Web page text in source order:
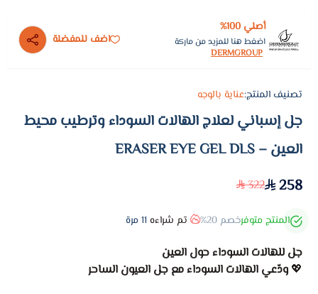
أصلي 100%
اضغط هنا للمزيد من ماركة
DERMGROUP
اضف للمفضلة
تصنيف المنتج:عناية بالوجه
جل إسباني لعلاج الهالات السوداء وترطيب محيط
العين – ERASER EYE GEL DLS
258
322
المنتج متوفرخصم 20% تم شراءه 11مرة
جل للهالات السوداء حول العين
💖ودّعي الهالات السوداء مع جل العيون الساحر